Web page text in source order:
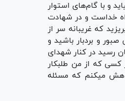
و با گام‌های استوار
خداست و در شهادت
که غریبانه سر از
و بردبار باشید و
رسید در کنار شهدای
که از من طلبکار
میکنم که مسئله